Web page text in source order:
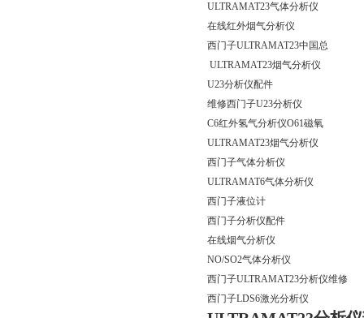
ULTRAMAT23气体分析仪
在线红外烟气分析仪
西门子ULTRAMAT23中国总
ULTRAMAT23烟气分析仪
U23分析仪配件
维修西门子U23分析仪
C6红外氢气分析仪O61磁氧
ULTRAMAT23烟气分析仪
西门子气体分析仪
ULTRAMAT6气体分析仪
西门子液位计
西门子分析仪配件
在线烟气分析仪
NO/SO2气体分析仪
西门子ULTRAMAT23分析仪维修
西门子LDS6激光分析仪